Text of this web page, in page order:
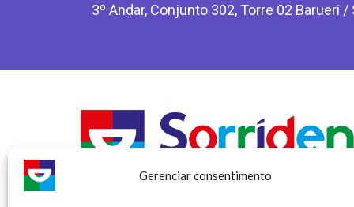
Gerenciar consentimento
3º Andar, Conjunto 302, Torre 02 Barueri /